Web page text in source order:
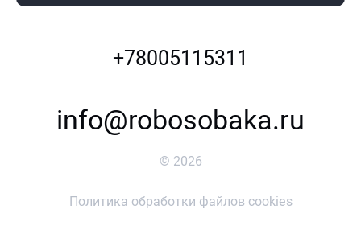
+78005115311
info@robosobaka.ru
© 2026
Политика обработки файлов cookies